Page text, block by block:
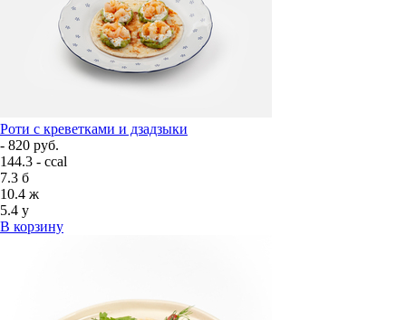
Роти с креветками и дзадзыки
- 820 руб.
144.3 - ccal
7.3 б
10.4 ж
5.4 у
В корзину